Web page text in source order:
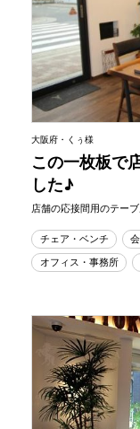
大阪府・くぅ様
この一枚板で
した♪
店舗の応接間用のテー
チェア・ベンチ
オフィス・事務所